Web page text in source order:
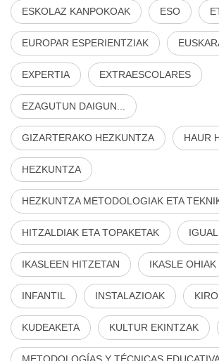
ESKOLAZ KANPOKOAK ESO
EUROPAR ESPERIENTZIAK
EXPERTIA EXTRAESCOLARES
EZAGUTUN DAIGUN...
GIZARTERAKO HEZKUNTZA HAUR
HEZKUNTZA
HEZKUNTZA METODOLOGIAK ETA
HITZALDIAK ETA TOPAKETAK
IKASLEEN HITZETAN IKASLE OHIAK
INFANTIL INSTALAZIOAK
KUDEAKETA KULTUR EKINTZAK
METODOLOGÍAS Y TÉCNICAS